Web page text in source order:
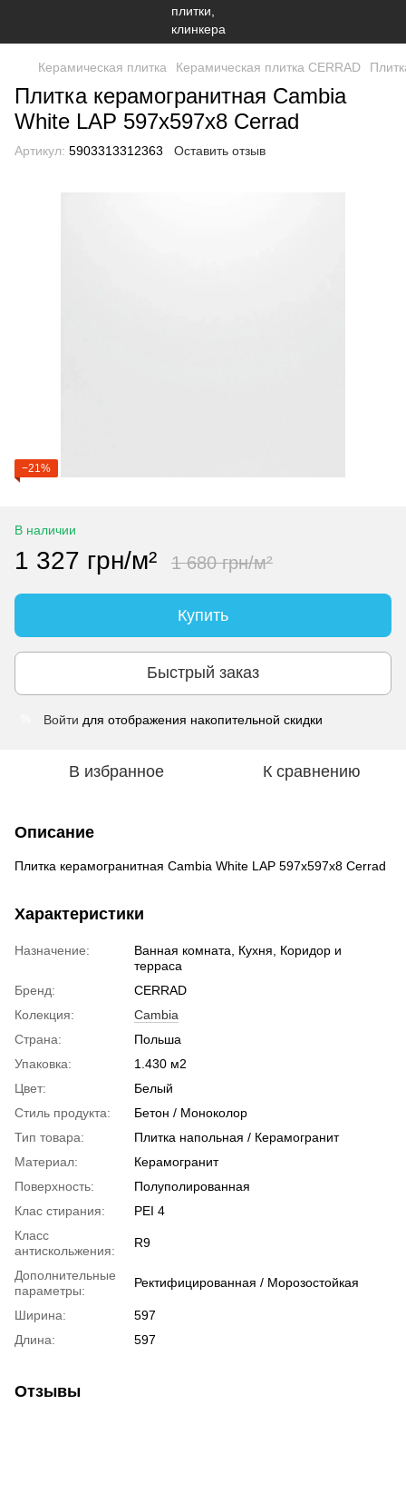
Керамическая плитка Керамическая плитка CERRAD
Плитка керамогранитная Cambia
White LAP 597x597x8 Cerrad
Артикул: 5903313312363 Оставить отзыв
−21%
В наличии
1 327 грн/м² 1 680 грн/м²
Купить
Быстрый заказ
Войти для отображения накопительной скидки
В избранное К сравнению
Описание
Плитка керамогранитная Cambia White LAP 597x597x8 Cerrad
Характеристики
Назначение:
Ванная комната, Кухня, Коридор и
терраса
Бренд:
CERRAD
Колекция:
Cambia
Страна:
Польша
Упаковка:
1.430 м2
Цвет:
Белый
Стиль продукта:
Бетон / Моноколор
Тип товара:
Плитка напольная / Керамогранит
Материал:
Керамогранит
Поверхность:
Полуполированная
Клас стирания:
PEI 4
Класс
антискольжения:
R9
Дополнительные
параметры:
Ректифицированная / Морозостойкая
Ширина:
597
Длина:
597
Отзывы